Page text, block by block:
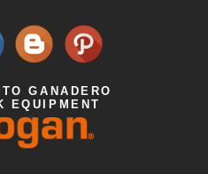
GANADERO
EQUIPMENT